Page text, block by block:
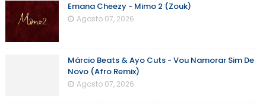
Emana Cheezy - Mimo 2 (Zouk)
Agosto 07, 2026
Márcio Beats & Ayo Cuts - Vou Namorar Sim De
Novo (Afro Remix)
Agosto 07, 2026